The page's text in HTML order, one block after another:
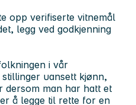
opp verifiserte vitnemål
legg ved godkjenning
i vår
uansett kjønn,
dersom man har hatt et
å legge til rette for en